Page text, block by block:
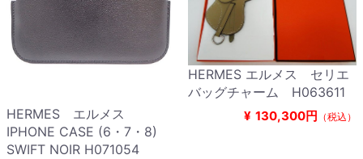
HERMES エルメス
IPHONE CASE (6・7・8)
SWIFT NOIR H071054
HERMES エルメス セリエ
バッグチャーム H063611
¥ 130,300円 （税込）